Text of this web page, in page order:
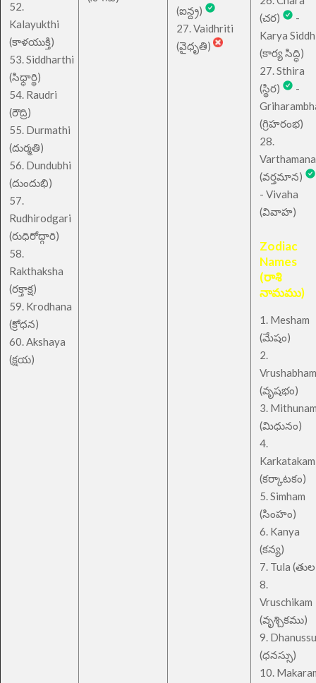
52.
Kalayukthi
(కాళయుక్తి)
53. Siddharthi
(సిధ్ధార్థి)
54. Raudri
(రౌద్రి)
55. Durmathi
(దుర్మతి)
56. Dundubhi
(దుందుభి)
57.
Rudhirodgari
(రుధిరోద్గారి)
58.
Rakthaksha
(రక్తాక్ష)
59. Krodhana
(క్రోధన)
60. Akshaya
(క్షయ)
(ఐన్ద్ర)
27. Vaidhriti
(వైధృతి)
(చర)
-
Karya
(కార్య సిద్ధి)
27. Sthira
(స్థిర)
-
(గ్రిహరంభ)
28.
Varthamana
(వర్తమాన)
- Vivaha
(వివాహ)
Zodiac
Names
(రాశి
నామము)
1. Mesham
(మేషం)
2.
Vrushabham
(వృషభం)
3.
(మిధునం)
4.
Karkatakam
(కర్కాటకం)
5. Simham
(సింహం)
6. Kanya
(కన్య)
7. Tula
8.
Vruschikam
(వృశ్చికము)
9. Dhanussu
(ధనస్సు)
10.